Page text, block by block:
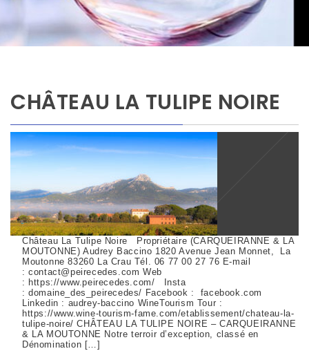
CHÂTEAU LA TULIPE NOIRE
Château La Tulipe Noire Propriétaire (CARQUEIRANNE & LA
MOUTONNE) Audrey Baccino 1820 Avenue Jean Monnet, La
Moutonne 83260 La Crau Tél. 06 77 00 27 76 E-mail
: contact@peirecedes.com Web
: https://www.peirecedes.com/ Insta
: domaine_des_peirecedes/ Facebook : facebook.com
Linkedin : audrey-baccino WineTourism Tour :
https://www.wine-tourism-fame.com/etablissement/chateau-la-
tulipe-noire/ CHÂTEAU LA TULIPE NOIRE – CARQUEIRANNE
& LA MOUTONNE Notre terroir d’exception, classé en
Dénomination […]